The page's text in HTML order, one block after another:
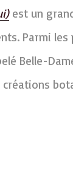
est un
Parmi les
Belle-
créations